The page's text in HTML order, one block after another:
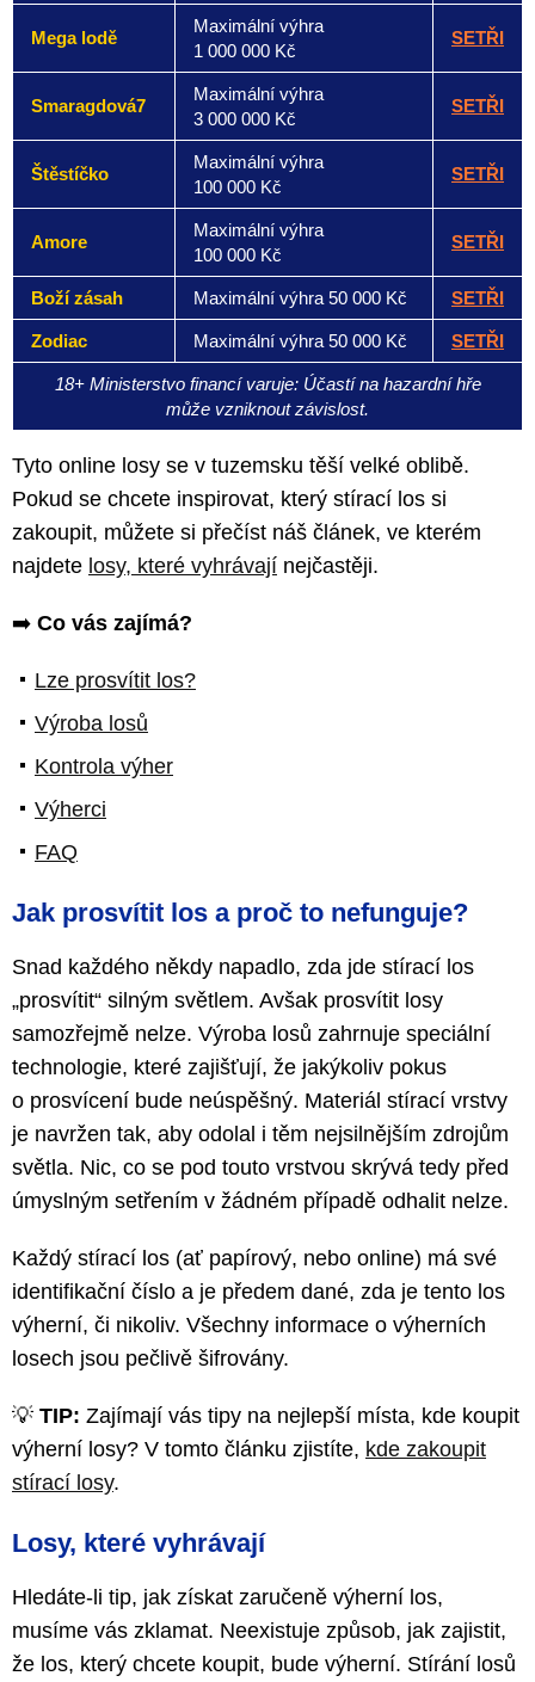
Mega lodě
Maximální výhra
1 000 000 Kč
SETŘI
Smaragdová7
Maximální výhra
3 000 000 Kč
SETŘI
Štěstíčko
Maximální výhra
100 000 Kč
SETŘI
Amore
Maximální výhra
100 000 Kč
SETŘI
Boží zásah Maximální výhra 50 000 Kč SETŘI
Zodiac Maximální výhra 50 000 Kč SETŘI
18+ Ministerstvo financí varuje: Účastí na hazardní hře
může vzniknout závislost.
Tyto online losy se v tuzemsku těší velké oblibě.
Pokud se chcete inspirovat, který stírací los si
zakoupit, můžete si přečíst náš článek, ve kterém
najdete losy, které vyhrávají nejčastěji.
➡️ Co vás zajímá?
Lze prosvítit los?
Výroba losů
Kontrola výher
Výherci
FAQ
Jak prosvítit los a proč to nefunguje?
Snad každého někdy napadlo, zda jde stírací los
„prosvítit“ silným světlem. Avšak prosvítit losy
samozřejmě nelze. Výroba losů zahrnuje speciální
technologie, které zajišťují, že jakýkoliv pokus
o prosvícení bude neúspěšný. Materiál stírací vrstvy
je navržen tak, aby odolal i těm nejsilnějším zdrojům
světla. Nic, co se pod touto vrstvou skrývá tedy před
úmyslným setřením v žádném případě odhalit nelze.
Každý stírací los (ať papírový, nebo online) má své
identifikační číslo a je předem dané, zda je tento los
výherní, či nikoliv. Všechny informace o výherních
losech jsou pečlivě šifrovány.
💡 TIP: Zajímají vás tipy na nejlepší místa, kde koupit
výherní losy? V tomto článku zjistíte, kde zakoupit
stírací losy.
Losy, které vyhrávají
Hledáte-li tip, jak získat zaručeně výherní los,
musíme vás zklamat. Neexistuje způsob, jak zajistit,
že los, který chcete koupit, bude výherní. Stírání losů